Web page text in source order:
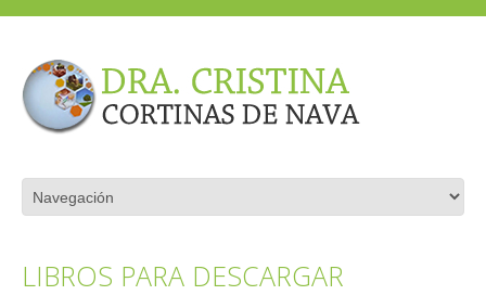
LIBROS PARA DESCARGAR